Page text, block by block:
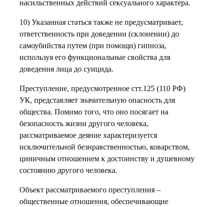
насильственных действий сексуального характера.
10) Указанная статься также не предусматривает,
ответственность при доведении (склонении) до
самоубийства путем (при помощи) гипноза,
используя его функциональные свойства для
доведения лица до суицида.
Преступление, предусмотренное стт.125 (110 РФ)
УК, представляет значительную опасность для
общества. Помимо того, что оно посягает на
безопасность жизни другого человека,
рассматриваемое деяние характеризуется
исключительной безнравственностью, коварством,
циничным отношением к достоинству и душевному
состоянию другого человека.
Объект рассматриваемого преступления –
общественные отношения, обеспечивающие